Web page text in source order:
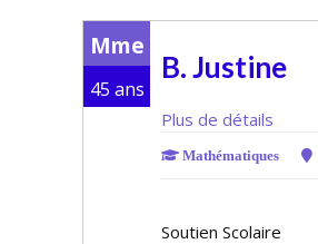
Mme
45 ans
B. Justine
Plus de détails
Mathématiques
Soutien Scolaire